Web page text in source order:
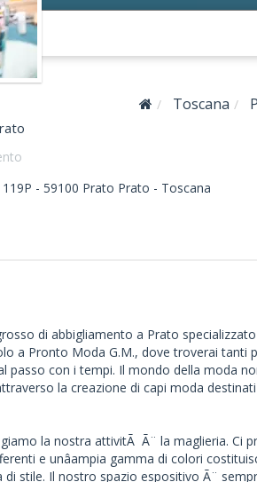
Toscana
- 59100 Prato Prato - Toscana
di abbigliamento a Prato
a Pronto Moda G.M., dove troverai tanti
passo con i tempi. Il mondo della moda
la creazione di capi moda
la nostra attivitÃ Ã¨ la maglieria. Ci
e unâampia gamma di colori
di stile. Il nostro spazio espositivo Ã¨